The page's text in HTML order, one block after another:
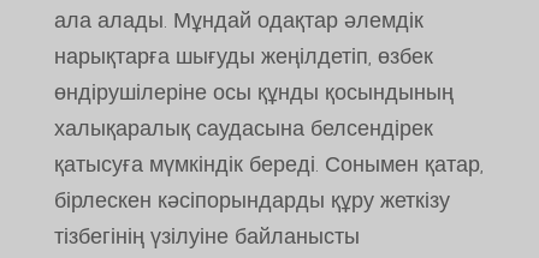
ала алады. Мұндай одақтар әлемдік
нарықтарға шығуды жеңілдетіп, өзбек
өндірушілеріне осы құнды қосындының
халықаралық саудасына белсендірек
қатысуға мүмкіндік береді. Сонымен қатар,
бірлескен кәсіпорындарды құру жеткізу
тізбегінің үзілуіне байланысты